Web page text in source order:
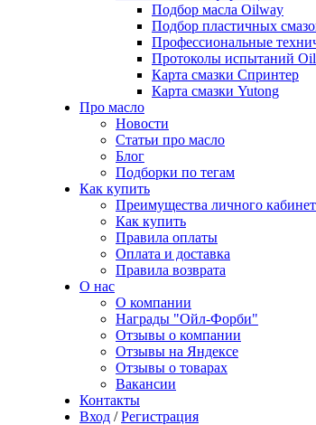
Подбор масла Oilway
Подбор пластичных
Профессиональные
Протоколы испытаний
Карта смазки Спринтер
Карта смазки Yutong
Про масло
Новости
Статьи про масло
Блог
Подборки по тегам
Как купить
Преимущества личного
Как купить
Правила оплаты
Оплата и доставка
Правила возврата
О нас
О компании
Награды "Ойл-Форби"
Отзывы о компании
Отзывы на Яндексе
Отзывы о товарах
Вакансии
Контакты
Вход / Регистрация